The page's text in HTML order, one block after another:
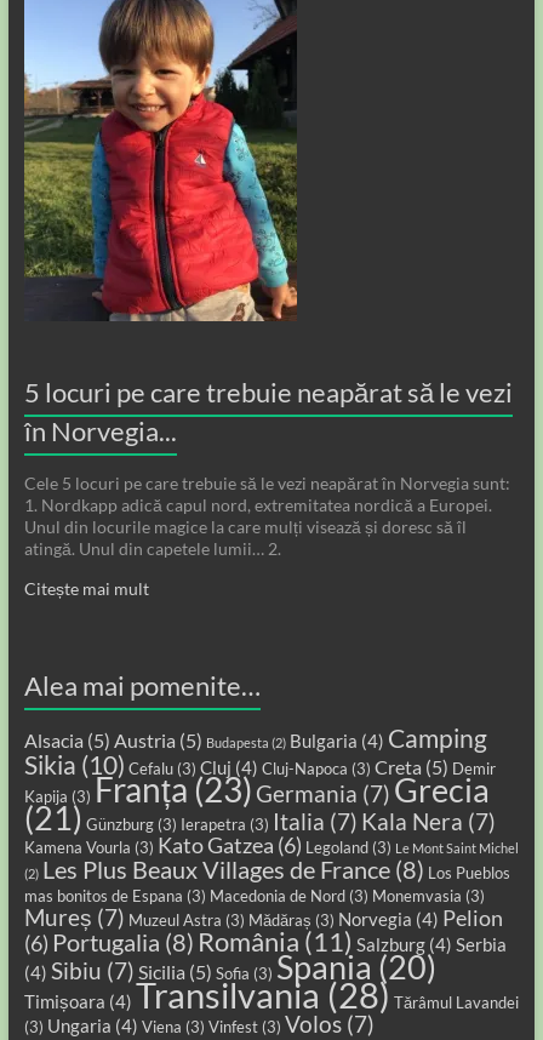
5 locuri pe care trebuie neapărat să le vezi
în Norvegia...
Cele 5 locuri pe care trebuie să le vezi neapărat în Norvegia sunt:
1. Nordkapp adică capul nord, extremitatea nordică a Europei.
Unul din locurile magice la care mulți visează și doresc să îl
atingă. Unul din capetele lumii… 2.
Citește mai mult
Alea mai pomenite…
Alsacia (5) Austria (5) Budapesta (2) Bulgaria (4) Camping
Sikia (10) Cefalu(3) Cluj (4) Cluj-Napoca (3) Creta (5) Demir
Kapija (3) Franța(23) Germania (7) Grecia
(21) Günzburg(3) Ierapetra (3) Italia (7) Kala Nera (7)
Kamena Vourla (3) Kato Gatzea (6) Legoland(3) Le Mont Saint Michel
(2) Les Plus Beaux Villages de France(8) Los Pueblos
mas bonitos de Espana (3) Macedonia de Nord(3) Monemvasia (3)
Mureș (7) Muzeul Astra (3) Mădăraș (3) Norvegia (4) Pelion
(6) Portugalia (8) România (11) Salzburg(4) Serbia
(4) Sibiu (7) Sicilia (5) Sofia (3) Spania (20)
Timișoara (4) Transilvania (28) Tărâmul Lavandei
(3) Ungaria (4) Viena (3) Vinfest(3) Volos(7)